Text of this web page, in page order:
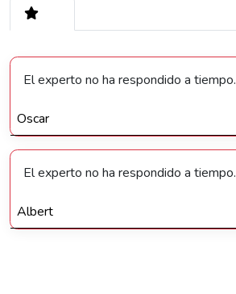
El experto no ha respondido a tiempo.
Oscar
El experto no ha respondido a tiempo.
Albert